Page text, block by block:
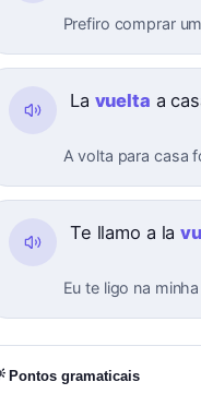
Prefiro comprar
La vuelta a
A volta para casa
Te llamo a la
Eu te ligo na
Pontos gramaticais